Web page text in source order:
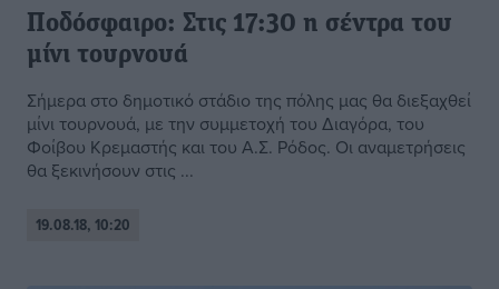
Ποδόσφαιρο: Στις 17:30 η σέντρα του
μίνι τουρνουά
Σήμερα στο δημοτικό στάδιο της πόλης μας θα διεξαχθεί
μίνι τουρνουά, με την συμμετοχή του Διαγόρα, του
Φοίβου Κρεμαστής και του Α.Σ. Ρόδος. Οι αναμετρήσεις
θα ξεκινήσουν στις ...
19.08.18, 10:20